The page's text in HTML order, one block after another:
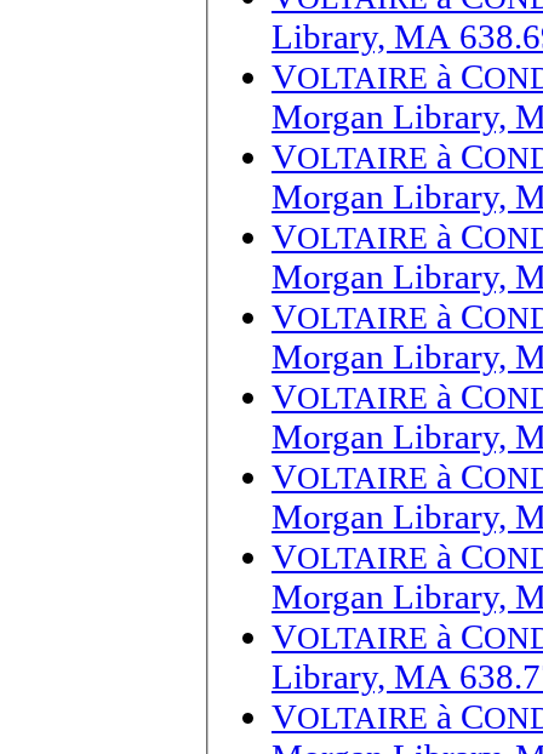
Library, MA
VOLTAIRE à C
Morgan Library,
VOLTAIRE à C
Morgan Library,
VOLTAIRE à C
Morgan Library,
VOLTAIRE à C
Morgan Library,
VOLTAIRE à C
Morgan Library,
VOLTAIRE à C
Morgan Library,
VOLTAIRE à C
Morgan Library,
VOLTAIRE à C
Library, MA
VOLTAIRE à C